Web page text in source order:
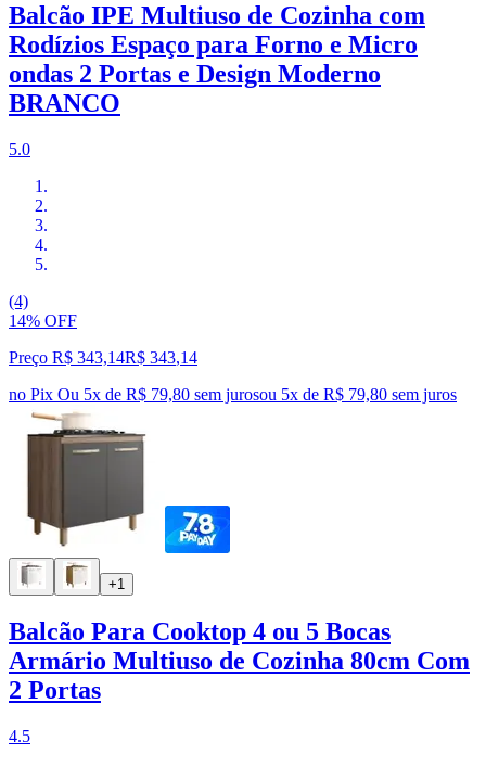
Balcão IPE Multiuso de Cozinha com
Rodízios Espaço para Forno e Micro
ondas 2 Portas e Design Moderno
BRANCO
5.0
(4)
14% OFF
Preço R$ 343,14R$ 343,14
no Pix Ou 5x de R$ 79,80 sem jurosou 5x de R$ 79,80 sem juros
+1
Balcão Para Cooktop 4 ou 5 Bocas
Armário Multiuso de Cozinha 80cm Com
2 Portas
4.5